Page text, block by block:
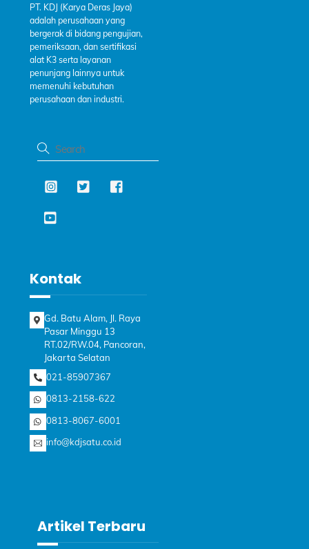
PT. KDJ (Karya Deras Jaya)
adalah perusahaan yang
bergerak di bidang pengujian,
pemeriksaan, dan sertifikasi
alat K3 serta layanan
penunjang lainnya untuk
memenuhi kebutuhan
perusahaan dan industri.
Kontak
Gd. Batu Alam, Jl. Raya
Pasar Minggu 13
RT.02/RW.04, Pancoran,
Jakarta Selatan
021-85907367
0813-2158-622
0813-8067-6001
info@kdjsatu.co.id
Artikel Terbaru